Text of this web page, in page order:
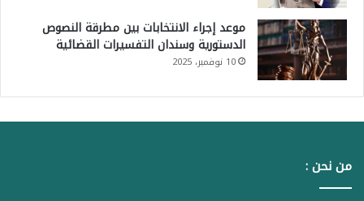
موعد إجراء الانتخابات بين مطرقة النصوص
الدستورية وسندان التفسيرات القضائية
10 نوفمبر، 2025
من نحن :